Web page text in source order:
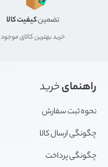
تضمینکیفیت کالا
خرید بهترین کالای موجود
راهنمایخرید
نحوه ثبت سفارش
چگونگی ارسال کالا
چگونگی پرداخت